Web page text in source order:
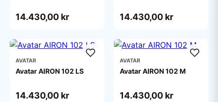
14.430,00 kr 14.430,00 kr
AVATAR
Avatar AIRON 102 LS
14.430,00 kr
AVATAR
Avatar AIRON 102 M
14.430,00 kr